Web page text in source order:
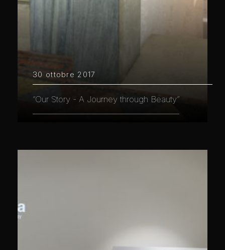
30 ottobre 2017
“Our Story - A Journey through Beauty”